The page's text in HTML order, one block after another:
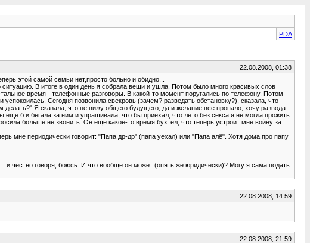
PDA
22.08.2008, 01:38
этой самой семьи нет,просто больно и обидно...
В итоге в один день я собрала вещи и ушла. Потом было много красивых слов
время - телефонные разговоры. В какой-то момент поругались по телефону. Потом
Сегодня позвонила свекровь (зачем? разведать обстановку?), сказала, что
Я сказала, что не вижу общего будущего, да и желание все пропало, хочу развода.
б и бегала за ним и упрашивала, что бы приехал, что лето без секса я не могла прожить
больше не звонить. Он еще какое-то время бухтел, что теперь устроит мне войну за
мне периодически говорит: "Папа др-др" (папа уехал) или "Папа алё". Хотя дома про папу
честно говоря, боюсь. И что вообще он может (опять же юридически)? Могу я сама подать
22.08.2008, 14:59
22.08.2008, 21:59